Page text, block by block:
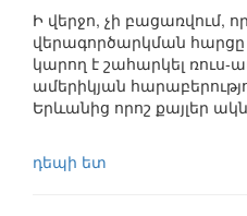
Ի վերջո, չի բացառվում,
վերագործարկման
կարող է շահարկել ռուս-
ամերիկյան
Երևանից որոշ քայլեր
դեպի ետ